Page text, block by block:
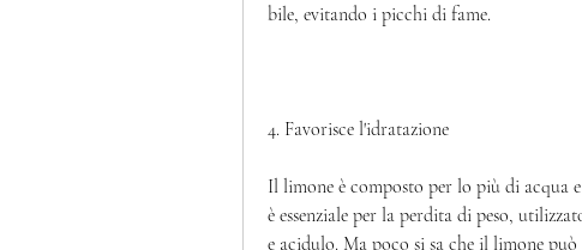
bile, evitando i picchi di fame.
4. Favorisce l'idratazione
Il limone è composto per lo più di acqua
è essenziale per la perdita di peso,
e acidulo. Ma poco si sa che il limone